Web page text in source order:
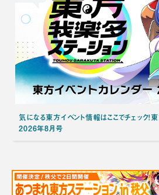
気になる東方イベント情報はここでチェック！
2026年8月号